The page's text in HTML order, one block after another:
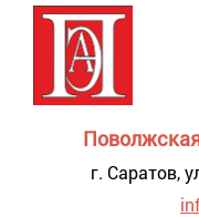
г. Саратов,